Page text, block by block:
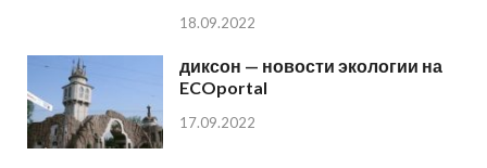
18.09.2022
диксон — новости экологии на
ECOportal
17.09.2022